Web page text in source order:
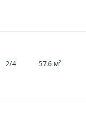
2/4 57.6 м²